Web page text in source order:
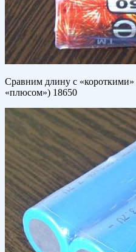
Сравним длину с
«плюсом») 18650